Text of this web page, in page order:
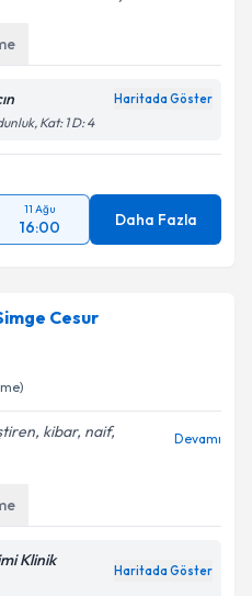
Haritada Göster
Kat: 1 D: 4
11 Ağu
16:00 Daha Fazla
Cesur
kibar, naif,
Devamı
Klinik
Haritada Göster